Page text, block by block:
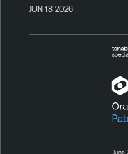
JUN 18 2026